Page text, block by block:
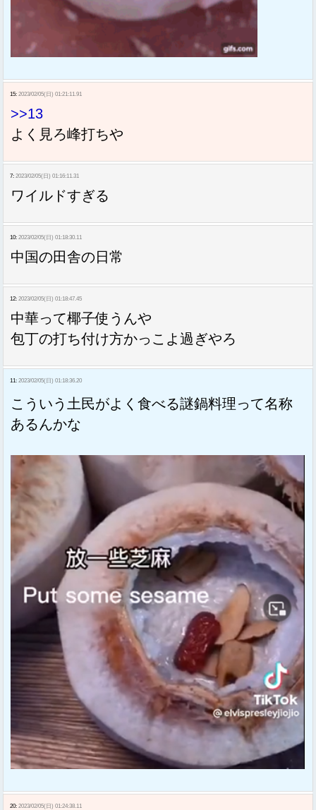
15: 2023/02/05(日) 01:21:11.91
>>13
よく見ろ峰打ちや
7: 2023/02/05(日) 01:16:11.31
ワイルドすぎる
10: 2023/02/05(日) 01:18:30.11
中国の田舎の日常
12: 2023/02/05(日) 01:18:47.45
中華って椰子使うんや
包丁の打ち付け方かっこよ過ぎやろ
11: 2023/02/05(日) 01:18:36.20
こういう土民がよく食べる謎鍋料理って名称
あるんかな
20: 2023/02/05(日) 01:24:38.11